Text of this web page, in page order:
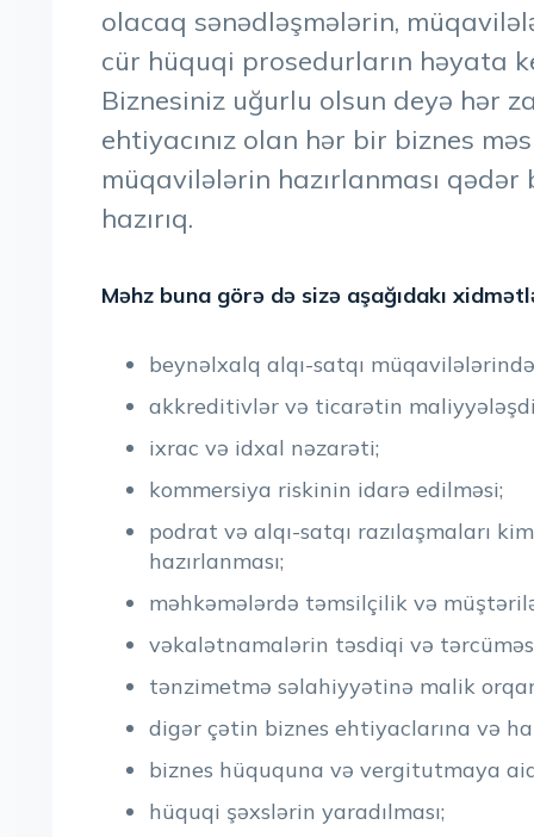
olacaq sənədləşmələrin,
cür hüquqi prosedurların həyata
Biznesiniz uğurlu olsun deyə hər
ehtiyacınız olan hər bir biznes
müqavilələrin hazırlanması
hazırıq.
Məhz buna görə də sizə aşağıdakı
beynəlxalq alqı-satqı müqavilələrində
akkreditivlər və ticarətin
ixrac və idxal nəzarəti;
kommersiya riskinin idarə edilməsi;
podrat və alqı-satqı razılaşmaları
hazırlanması;
məhkəmələrdə təmsilçilik və
vəkalətnamalərin təsdiqi və
tənzimetmə səlahiyyətinə malik
digər çətin biznes ehtiyaclarına və
biznes hüququna və vergitutmaya
hüquqi şəxslərin yaradılması;